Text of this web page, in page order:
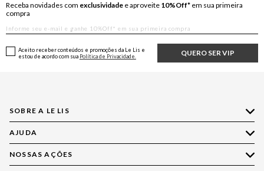
Receba novidades com exclusividade e aproveite 10%Off* em sua primeira
compra
QUERO SER VIP
Aceito receber conteúdos e promoções da Le Lis e
estou de acordo com sua Política de Privacidade.
SOBRE A LE LIS
Quem Somos
Nossas Lojas
AJUDA
Compre pelo WhatsApp
NOSSAS AÇÕES